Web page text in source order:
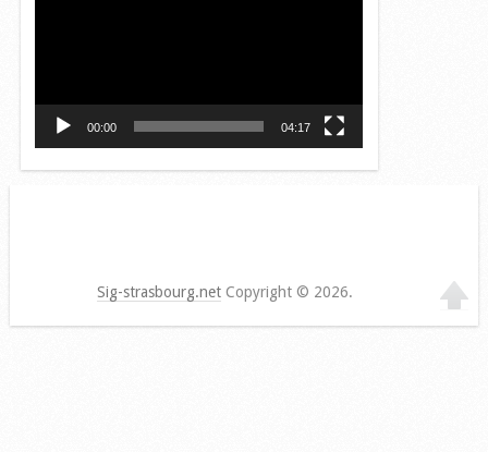
00:00 04:17
Sig-strasbourg.net Copyright © 2026.